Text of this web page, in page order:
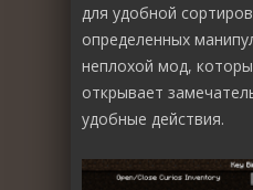
для удобной
определенных
неплохой мод,
открывает
удобные действия.